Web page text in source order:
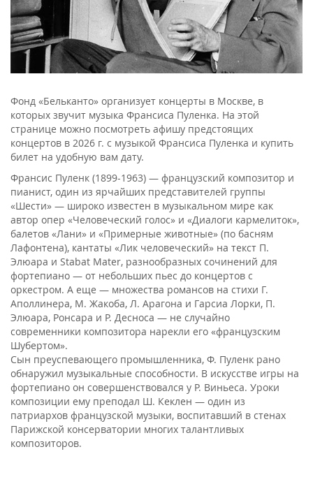
Фонд «Бельканто» организует концерты в Москве, в
которых звучит музыка Франсиса Пуленка. На этой
странице можно посмотреть афишу предстоящих
концертов в 2026 г. с музыкой Франсиса Пуленка и купить
билет на удобную вам дату.
Франсис Пуленк (1899-1963) — французский композитор и
пианист, один из ярчайших представителей группы
«Шести» — широко известен в музыкальном мире как
автор опер «Человеческий голос» и «Диалоги кармелиток»,
балетов «Лани» и «Примерные животные» (по басням
Лафонтена), кантаты «Лик человеческий» на текст П.
Элюара и Stabat Mater, разнообразных сочинений для
фортепиано — от небольших пьес до концертов с
оркестром. А еще — множества романсов на стихи Г.
Аполлинера, М. Жакоба, Л. Арагона и Гарсиа Лорки, П.
Элюара, Ронсара и Р. Десноса — не случайно
современники композитора нарекли его «французским
Шубертом».
Сын преуспевающего промышленника, Ф. Пуленк рано
обнаружил музыкальные способности. В искусстве игры на
фортепиано он совершенствовался у Р. Виньеса. Уроки
композиции ему преподал Ш. Кеклен — один из
патриархов французской музыки, воспитавший в стенах
Парижской консерватории многих талантливых
композиторов.